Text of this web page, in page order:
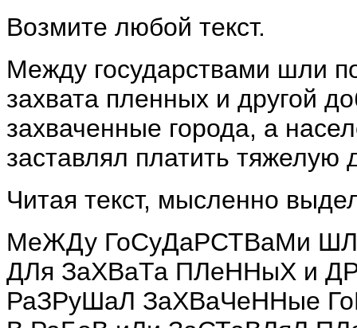
Возмите любой текст.
Между государствами шли
захвата пленных и другой
захваченные города, а
заставлял платить тяжелую
Читая текст, мысленно
МеЖДу ГоСуДаРСТВаМи
ДЛя ЗаХВаТа ПЛеННыХ и
РаЗРуШаЛ ЗаХВаЧеННые